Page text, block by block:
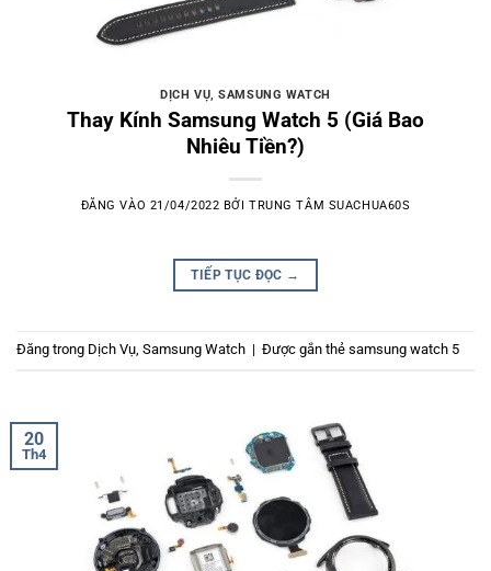
DỊCH VỤ,SAMSUNG WATCH
Thay Kính Samsung Watch 5 (Giá Bao
Nhiêu Tiền?)
ĐĂNG VÀO 21/04/2022 BỞITRUNG TÂM SUACHUA60S
TIẾP TỤC ĐỌC →
Đăng trong Dịch Vụ, Samsung Watch | Được gắn thẻ samsung watch 5
20
Th4